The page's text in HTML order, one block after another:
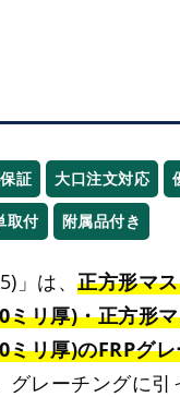
証 大口注文対応
取付 附属品付き
」は、正方形マ
ミリ厚)・正方形
ミリ厚)のFRPグ
グレーチングに